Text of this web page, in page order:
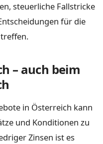
steuerliche Fallstricke
für die
– auch beim
in Österreich kann
und Konditionen zu
Zinsen ist es